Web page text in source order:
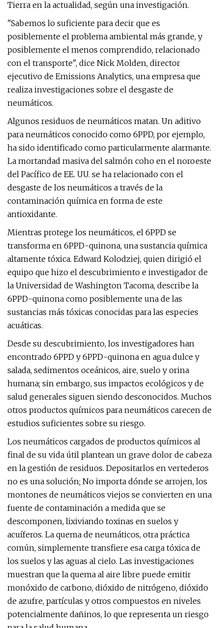
Tierra en la actualidad, según una investigación.
"Sabemos lo suficiente para decir que es
posiblemente el problema ambiental más grande, y
posiblemente el menos comprendido, relacionado
con el transporte", dice Nick Molden, director
ejecutivo de Emissions Analytics, una empresa que
realiza investigaciones sobre el desgaste de
neumáticos.
Algunos residuos de neumáticos matan. Un aditivo
para neumáticos conocido como 6PPD, por ejemplo,
ha sido identificado como particularmente alarmante.
La mortandad masiva del salmón coho en el noroeste
del Pacífico de EE. UU. se ha relacionado con el
desgaste de los neumáticos a través de la
contaminación química en forma de este
antioxidante.
Mientras protege los neumáticos, el 6PPD se
transforma en 6PPD-quinona, una sustancia química
altamente tóxica. Edward Kolodziej, quien dirigió el
equipo que hizo el descubrimiento e investigador de
la Universidad de Washington Tacoma, describe la
6PPD-quinona como posiblemente una de las
sustancias más tóxicas conocidas para las especies
acuáticas.
Desde su descubrimiento, los investigadores han
encontrado 6PPD y 6PPD-quinona en agua dulce y
salada, sedimentos oceánicos, aire, suelo y orina
humana; sin embargo, sus impactos ecológicos y de
salud generales siguen siendo desconocidos. Muchos
otros productos químicos para neumáticos carecen de
estudios suficientes sobre su riesgo.
Los neumáticos cargados de productos químicos al
final de su vida útil plantean un grave dolor de cabeza
en la gestión de residuos. Depositarlos en vertederos
no es una solución; No importa dónde se arrojen, los
montones de neumáticos viejos se convierten en una
fuente de contaminación a medida que se
descomponen, lixiviando toxinas en suelos y
acuíferos. La quema de neumáticos, otra práctica
común, simplemente transfiere esa carga tóxica de
los suelos y las aguas al cielo. Las investigaciones
muestran que la quema al aire libre puede emitir
monóxido de carbono, dióxido de nitrógeno, dióxido
de azufre, partículas y otros compuestos en niveles
potencialmente dañinos, lo que representa un riesgo